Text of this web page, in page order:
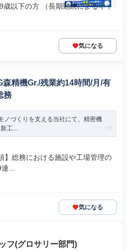
以下の方 （長期勤続によるキャ
気になる
森精機Gr./残業約14時間/月/有
務
ノづくりを支える当社にて、精密機
工...
】総務における施設や工場管理の
...
気になる
フ(グロサリー部門)